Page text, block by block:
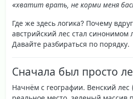
«хватит врать, не корми меня
Где же здесь логика? Почему
австрийский лес стал синонимом
Давайте разбираться по порядку.
Сначала был просто
Начнём с географии. Венский лес